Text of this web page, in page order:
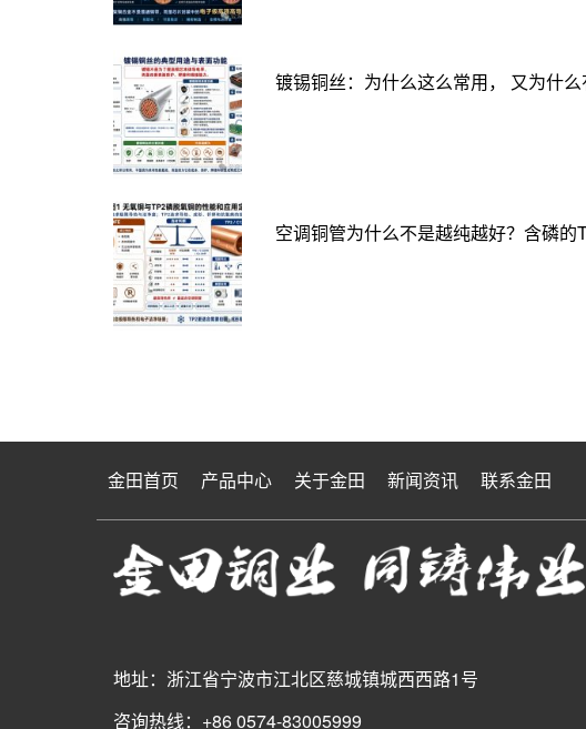
镀锡铜丝：为什么这么常用， 又为什么
空调铜管为什么不是越纯越好？含磷的
金田首页 产品中心 关于金田 新闻资讯 联系金田
地址：浙江省宁波市江北区慈城镇城西西路1号
咨询热线：+86 0574-83005999